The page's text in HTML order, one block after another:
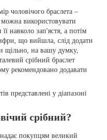
чоловічого браслета –
використовувати
навколо зап'ястя, а потім
що вийшла, слід додати
щільно, на вашу думку,
срібний браслет
рекомендовано додавати
представлені у діапазоні
срібний?
покупцям великий